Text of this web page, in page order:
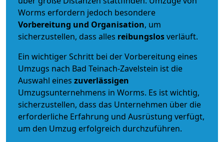
Worms erfordern jedoch besondere
Vorbereitung und Organisation, um
sicherzustellen, dass alles reibungslosverläuft.
Ein wichtiger Schritt bei der Vorbereitung eines
Umzugs nach Bad Teinach-Zavelstein ist die
Auswahl eines zuverlässigen
Umzugsunternehmens in Worms. Es ist wichtig,
sicherzustellen, dass das Unternehmen über die
erforderliche Erfahrung und Ausrüstung verfügt,
um den Umzug erfolgreich durchzuführen.